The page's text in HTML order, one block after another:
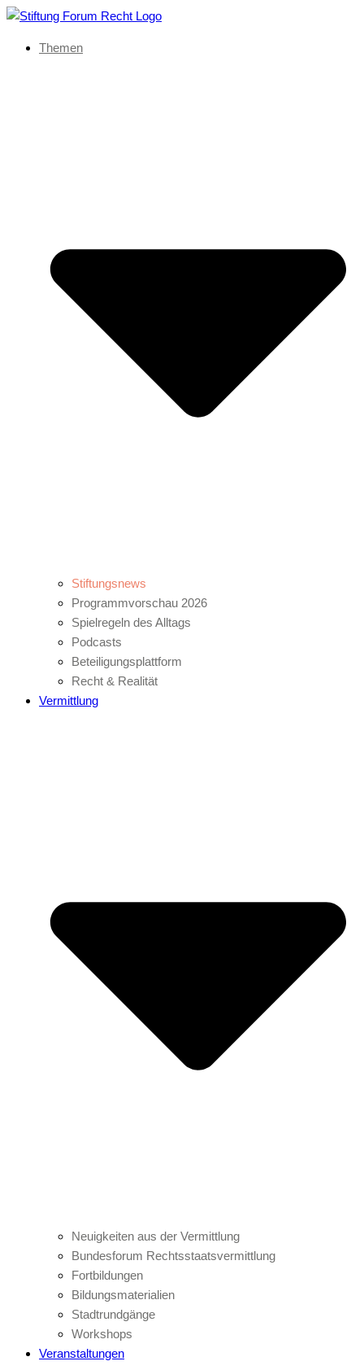
Themen
Stiftungsnews
Programmvorschau 2026
Spielregeln des Alltags
Podcasts
Beteiligungsplattform
Recht & Realität
Vermittlung
Neuigkeiten aus der Vermittlung
Bundesforum Rechtsstaatsvermittlung
Fortbildungen
Bildungsmaterialien
Stadtrundgänge
Workshops
Veranstaltungen